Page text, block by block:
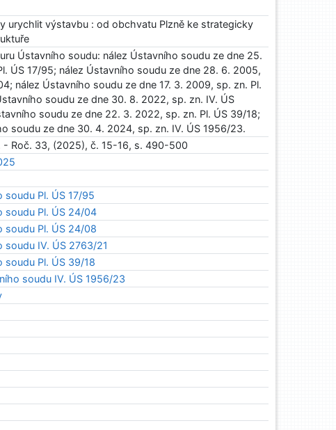
urychlit výstavbu : od obchvatu Plzně ke strategicky
Ústavního soudu: nález Ústavního soudu ze dne 25.
ÚS 17/95; nález Ústavního soudu ze dne 28. 6. 2005,
nález Ústavního soudu ze dne 17. 3. 2009, sp. zn. Pl.
soudu ze dne 30. 8. 2022, sp. zn. IV. ÚS
soudu ze dne 22. 3. 2022, sp. zn. Pl. ÚS 39/18;
soudu ze dne 30. 4. 2024, sp. zn. IV. ÚS 1956/23.
- Roč. 33, (2025), č. 15-16, s. 490-500
soudu Pl. ÚS 17/95
soudu Pl. ÚS 24/04
soudu Pl. ÚS 24/08
soudu IV. ÚS 2763/21
soudu Pl. ÚS 39/18
soudu IV. ÚS 1956/23